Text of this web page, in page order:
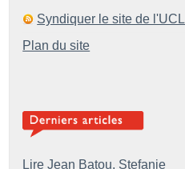
Syndiquer le site de l'UCL
Plan du site
Lire Jean Batou, Stefanie